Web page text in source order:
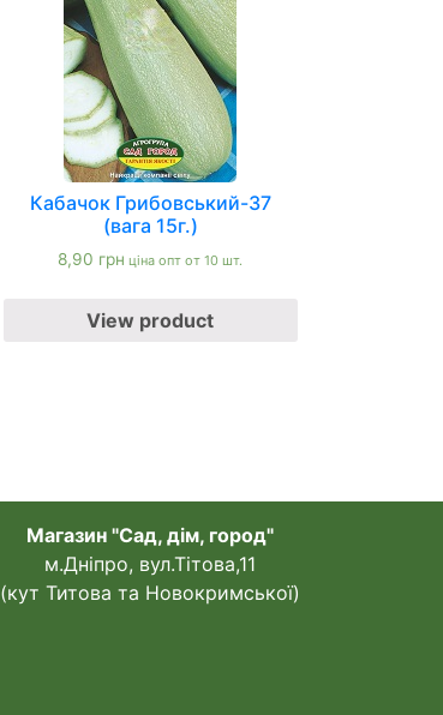
Кабачок Грибовський-37
(вага 15г.)
8,90 грн ціна опт от 10 шт.
View product
Магазин "Сад, дім, город"
м.Дніпро, вул.Тітова,11
(кут Титова та Новокримської)